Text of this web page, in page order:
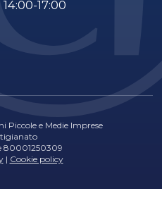
17:00
e Medie Imprese
80001250309
| Cookie policy